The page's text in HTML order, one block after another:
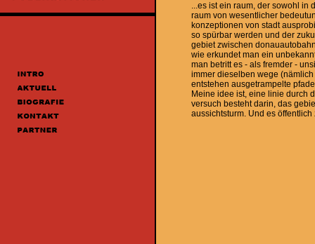
...es ist ein raum, der sowohl in
raum von wesentlicher
konzeptionen von stadt
so spürbar werden und der
gebiet zwischen
wie erkundet man ein
man betritt es - als fremder -
immer dieselben wege
entstehen ausgetrampelte
Meine idee ist, eine linie durch
versuch besteht darin, das
aussichtsturm. Und es